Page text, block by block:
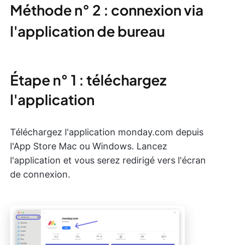
Méthode n° 2 : connexion via
l'application de bureau
Étape n° 1 : téléchargez
l'application
Téléchargez l'application monday.com depuis
l'App Store Mac ou Windows. Lancez
l'application et vous serez redirigé vers l'écran
de connexion.